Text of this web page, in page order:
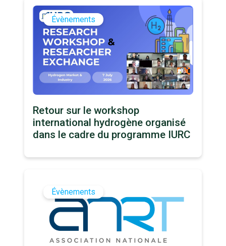
Évènements
Retour sur le workshop
international hydrogène organisé
dans le cadre du programme IURC
Évènements